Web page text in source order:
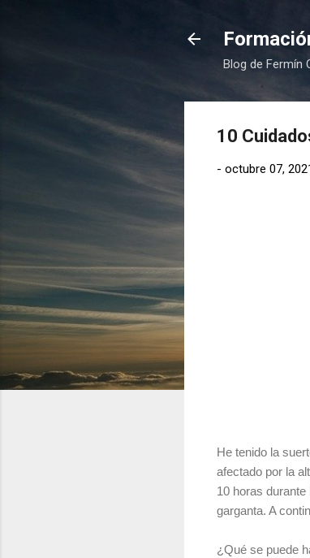
Blog de Fermín
10
- octubre 07,
He tenido la
afectado por la
10 horas
garganta. A
¿Qué se puede